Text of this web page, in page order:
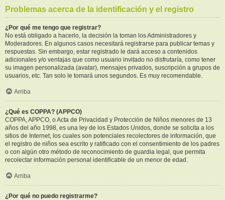
Problemas acerca de la identificación y el registro
¿Por qué me tengo que registrar?
No está obligado a hacerlo, la decisión la toman los Administradores y
Moderadores. En algunos casos necesitará registrarse para publicar temas y
respuestas. Sin embargo, estar registrado le dará acceso a contenidos
adicionales y/o ventajas que como usuario invitado no disfrutaría, como tener
su imagen personalizada (avatar), mensajes privados, suscripción a grupos de
usuarios, etc. Tan solo le tomará unos segundos. Es muy recomendable.
Arriba
¿Qué es COPPA? (APPCO)
COPPA, APPCO, o Acta de Privacidad y Protección de Niños menores de 13
años del año 1998, es una ley de los Estados Unidos, donde se solicita a los
sitios de Internet, los cuales son potenciales recolectores de información, que
el registro de niños sea escrito y ratificado con el consentimiento de los padres
o con algún otro método de reconocimiento de guardia legal, que permita
recolectar información personal identificable de un menor de edad.
Arriba
¿Por qué no puedo registrarme?